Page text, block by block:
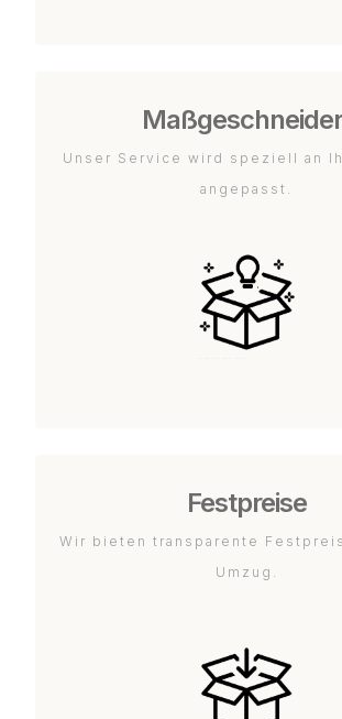
Unser Service wird speziell an
angepasst.
Festpreise
Wir bieten transparente
Umzug.